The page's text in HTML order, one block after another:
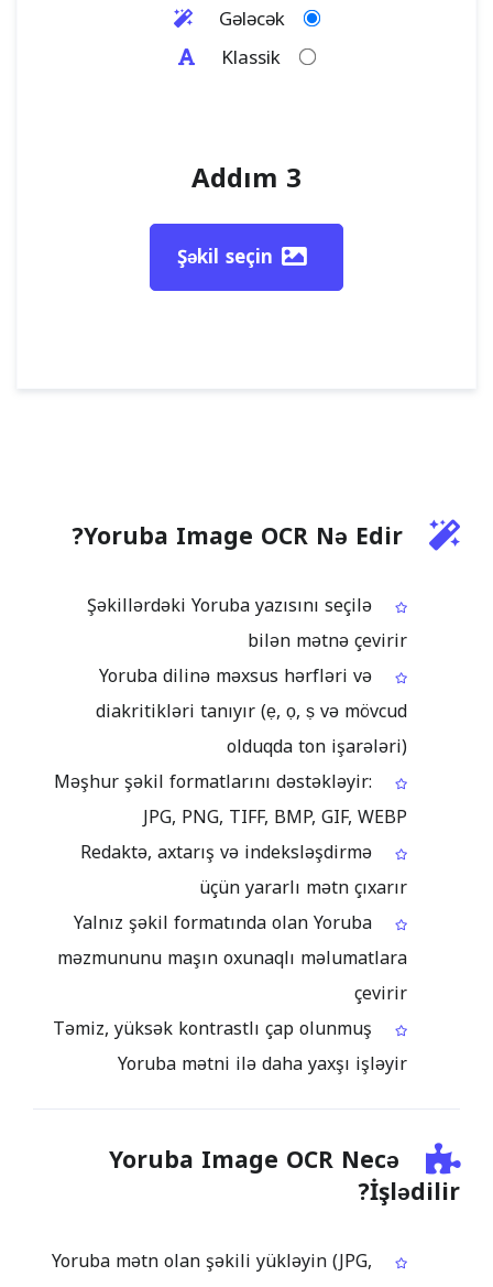
Gələcək
Klassik
Addım 3
Şəkil seçin
Yoruba Image OCR Nə Edir?
Şəkillərdəki Yoruba yazısını seçilə
bilən mətnə çevirir
Yoruba dilinə məxsus hərfləri və
diakritikləri tanıyır (ẹ, ọ, ṣ və mövcud
olduqda ton işarələri)
Məşhur şəkil formatlarını dəstəkləyir:
JPG, PNG, TIFF, BMP, GIF, WEBP
Redaktə, axtarış və indeksləşdirmə
üçün yararlı mətn çıxarır
Yalnız şəkil formatında olan Yoruba
məzmununu maşın oxunaqlı məlumatlara
çevirir
Təmiz, yüksək kontrastlı çap olunmuş
Yoruba mətni ilə daha yaxşı işləyir
Yoruba Image OCR Necə
İşlədilir?
Yoruba mətn olan şəkili yükləyin (JPG,